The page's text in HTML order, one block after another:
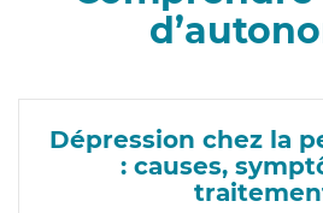
Dépression chez la
: causes,